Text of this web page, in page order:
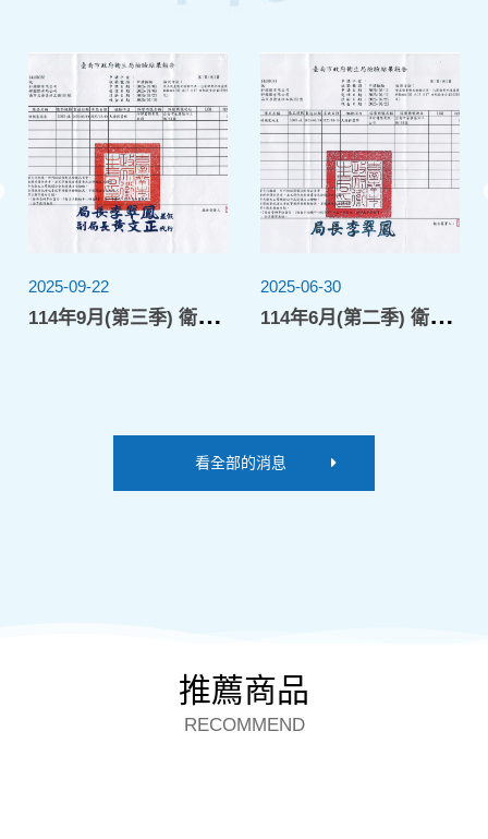
2025-09-22
1
14年9月(第三季) 衛生局水質檢驗
2025-06-30
1
14年6月(第二季) 衛生局水質檢驗
看全部的消息
推薦商品
RECOMMEND